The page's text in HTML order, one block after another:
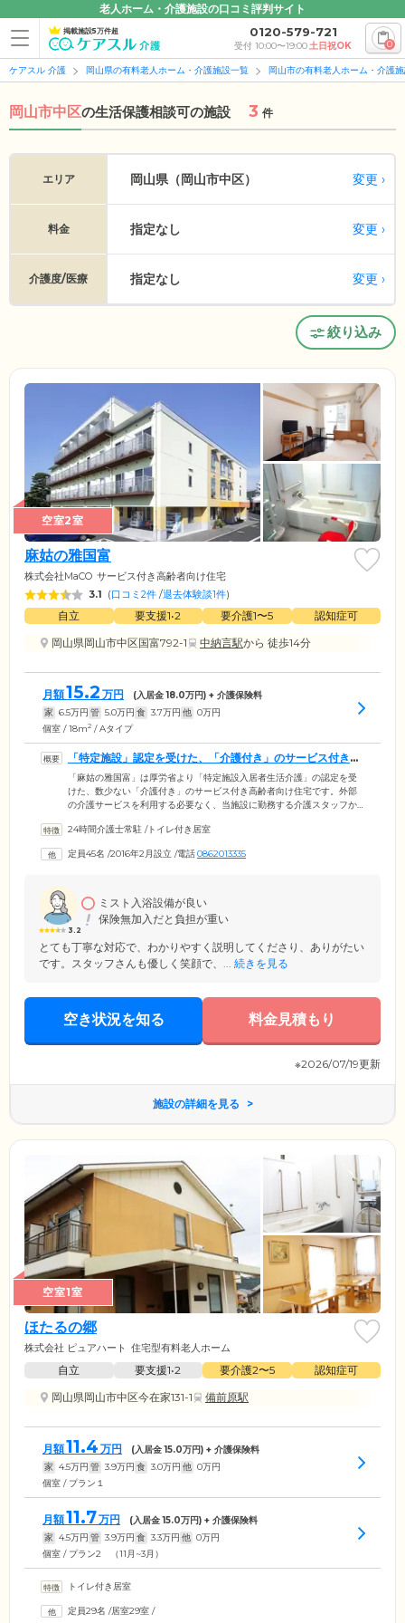
老人ホーム・介護施設の口コミ評判サイト
掲載施設5万件超 0120-579-721
受付 10:00〜19:00土日祝OK 0
ケアスル 介護 岡山県の有料老人ホーム・介護施設一覧 岡山市の有料老人ホーム・介護
岡山市中区の生活保護相談可の施設 3 件
エリア 岡山県（岡山市中区） 変更
料金 指定なし 変更
介護度/医療 指定なし 変更
絞り込み
空室2室
麻姑の雅国富
株式会社MaCO サービス付き高齢者向け住宅
3.1 (口コミ2件 /退去体験談1件)
自立 要支援1•2 要介護1〜5
認知症可
岡山県岡山市中区国富792-1
中納言駅から 徒歩14分
月額15.2 万円 (入居金18.0万円) + 介護保険料
家 6.5万円 管 5.0万円 食 3.7万円 他 0万円
個室 / 18m2 / Aタイプ
「特定施設」認定を受けた、「介護付き」のサービス付き高
齢者向け住宅です
「麻姑の雅国富」は厚労省より「特定施設入居者生活介護」の認定を受
けた、数少ない「介護付き」のサービス付き高齢者向け住宅です。外部
の介護サービスを利用する必要なく、当施設に勤務する介護スタッフか
が強み。ご高齢の方々の快適な生活をお手伝いする「生活支援サービ
ご利用いただけます。入居後に介護度が上がることを心配されている方
ご入居者様の生活を支えます。
24時間介護士常駐 /トイレ付き居室
定員45名 /2016年2月設立 /電話0862013335
3.2
ミスト入浴設備が良い
保険無加入だと負担が重い
とても丁寧な対応で、わかりやすく説明してくださり、ありがたい
です。スタッフさんも優しく笑顔で、... 続きを見る
空き状況を知る 料金見積もり
※2026/07/19更新
施設の詳細を見る
空室1室
ほたるの郷
株式会社 ピュアハート 住宅型有料老人ホーム
自立 要支援1•2 要介護2〜5
認知症可
岡山県岡山市中区今在家131-1
備前原駅
月額11.4 万円 (入居金15.0万円) + 介護保険料
家 4.5万円 管 3.9万円 食 3.0万円 他 0万円
個室 / プラン１
月額11.7万円 (入居金15.0万円) + 介護保険料
家 4.5万円 管 3.9万円 食 3.3万円 他 0万円
個室 / プラン2 （11月~3月）
トイレ付き居室
定員29名 /居室29室 /